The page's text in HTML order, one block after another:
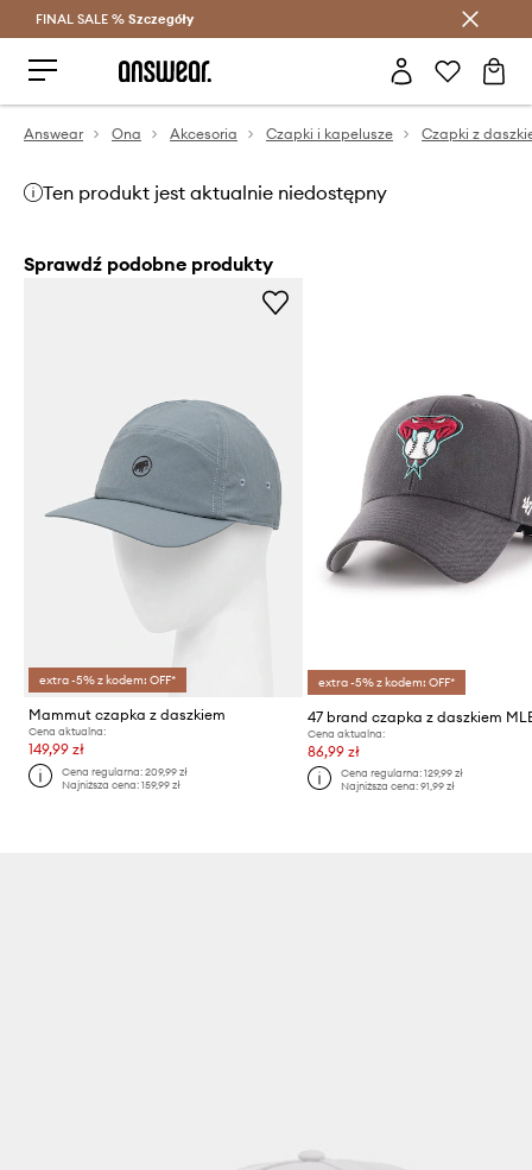
Oszczędzaj z Answear Club >
FINAL SALE % Szczegóły
Answear Ona Akcesoria Czapki i kapelusze Czapki z
Ten produkt jest aktualnie niedostępny
Sprawdź podobne produkty
extra -5% z kodem: OFF*
Mammut czapka z daszkiem
Cena aktualna:
149,99 zł
Cena regularna:209,99 zł
Najniższa cena:159,99 zł
extra -5% z kodem: OFF*
Cena aktualna:
86,99 zł
Cena regularna: 129,99 zł
Najniższa cena: 91,99 zł